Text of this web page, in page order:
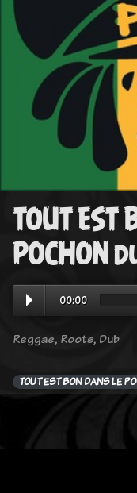
TOUT EST
POCHON
00:00
Reggae, Roots, Dub
TOUT EST BON DANS LE